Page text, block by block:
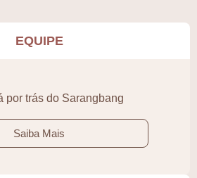
EQUIPE
por trás do Sarangbang
Saiba Mais